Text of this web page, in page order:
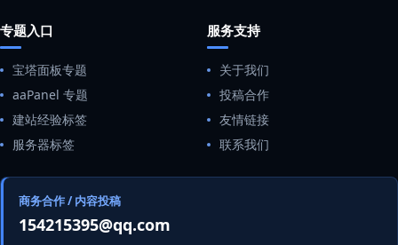
专题入口
宝塔面板专题
aaPanel 专题
建站经验标签
服务器标签
服务支持
关于我们
投稿合作
友情链接
联系我们
商务合作 / 内容投稿
154215395@qq.com